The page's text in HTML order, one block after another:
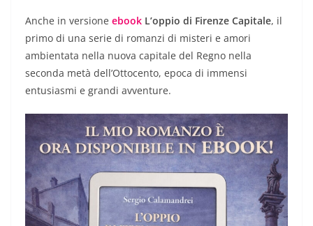
Anche in versione ebook L’oppio di Firenze Capitale, il
primo di una serie di romanzi di misteri e amori
ambientata nella nuova capitale del Regno nella
seconda metà dell’Ottocento, epoca di immensi
entusiasmi e grandi avventure.